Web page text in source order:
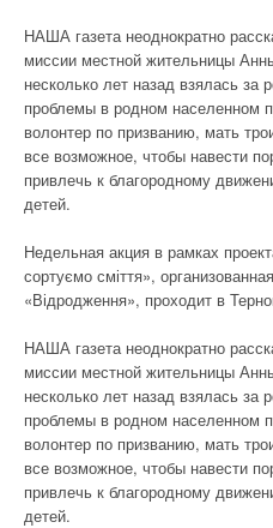
НАША газета неоднократно
миссии местной жительницы
несколько лет назад взялась за
проблемы в родном населенном
волонтер по призванию, мать
все возможное, чтобы навести
привлечь к благородному
детей.
Недельная акция в рамках
сортуємо сміття»,
«Відродження», проходит в
НАША газета неоднократно
миссии местной жительницы
несколько лет назад взялась за
проблемы в родном населенном
волонтер по призванию, мать
все возможное, чтобы навести
привлечь к благородному
детей.